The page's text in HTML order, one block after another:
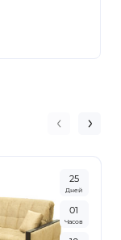
25
Дней
01
Часов